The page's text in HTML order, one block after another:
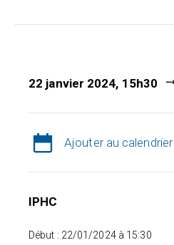
22 janvier 2024, 15h30
Ajouter au calendrier
IPHC
Début : 22/01/2024 à 15:30